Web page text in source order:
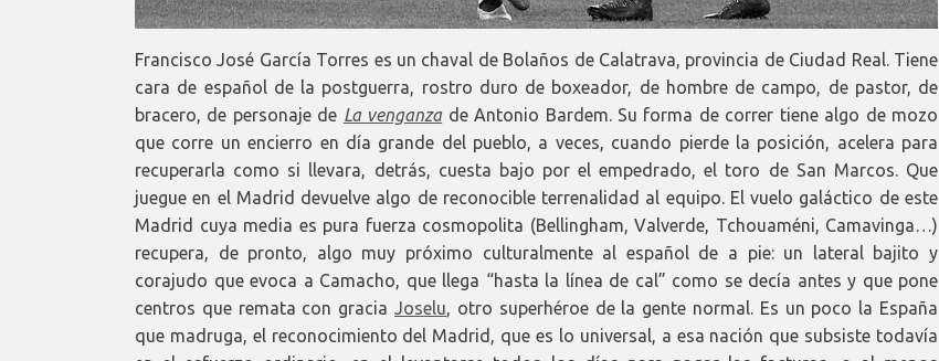
Francisco José García Torres es un chaval de Bolaños de Calatrava, provincia de Ciudad Real. Tiene
cara de español de la postguerra, rostro duro de boxeador, de hombre de campo, de pastor, de
bracero, de personaje de La venganzade Antonio Bardem. Su forma de correr tiene algo de mozo
que corre un encierro en día grande del pueblo, a veces, cuando pierde la posición, acelera para
recuperarla como si llevara, detrás, cuesta bajo por el empedrado, el toro de San Marcos. Que
juegue en el Madrid devuelve algo de reconocible terrenalidad al equipo. El vuelo galáctico de este
Madrid cuya media es pura fuerza cosmopolita (Bellingham, Valverde, Tchouaméni, Camavinga…)
recupera, de pronto, algo muy próximo culturalmente al español de a pie: un lateral bajito y
corajudo que evoca a Camacho, que llega “hasta la línea de cal” como se decía antes y que pone
centros que remata con graciaJoselu, otro superhéroe de la gente normal. Es un poco la España
que madruga, el reconocimiento del Madrid, que es lo universal, a esa nación que subsiste todavía